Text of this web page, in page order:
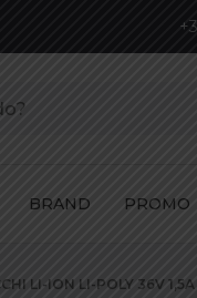
BRAND PROMO
LI-ION LI-POLY 36V 1,5A